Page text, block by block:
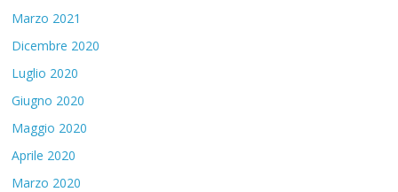
Marzo 2021
Dicembre 2020
Luglio 2020
Giugno 2020
Maggio 2020
Aprile 2020
Marzo 2020